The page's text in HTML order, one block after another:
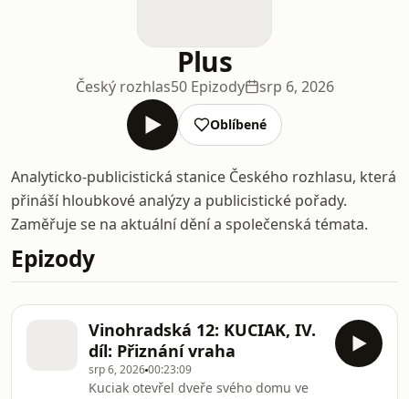
Plus
Český rozhlas50 Epizody srp 6, 2026
Oblíbené
Analyticko-publicistická stanice Českého rozhlasu, která
přináší hloubkové analýzy a publicistické pořady.
Zaměřuje se na aktuální dění a společenská témata.
Epizody
Vinohradská 12: KUCIAK, IV.
díl: Přiznání vraha
srp 6, 202600:23:09
Kuciak otevřel dveře svého domu ve